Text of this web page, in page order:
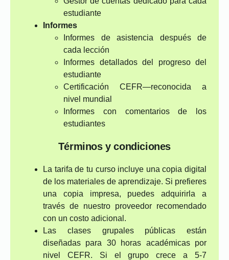
estudiante
Informes
Informes de asistencia después de
cada lección
Informes detallados del progreso del
estudiante
Certificación CEFR—reconocida a
nivel mundial
Informes con comentarios de los
estudiantes
Términos y condiciones
La tarifa de tu curso incluye una copia digital
de los materiales de aprendizaje. Si prefieres
una copia impresa, puedes adquirirla a
través de nuestro proveedor recomendado
con un costo adicional.
Las clases grupales públicas están
diseñadas para 30 horas académicas por
nivel CEFR. Si el grupo crece a 5-7